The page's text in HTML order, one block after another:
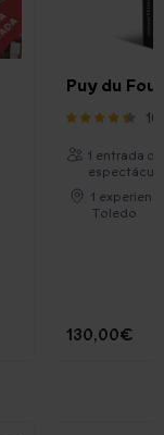
Puy du
1 entrada
1
Toledo
130,00€